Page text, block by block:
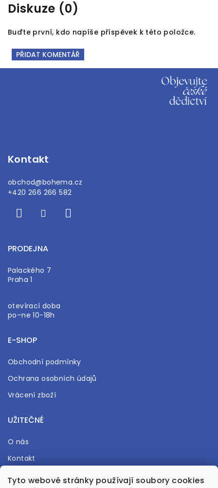
Tyto webové stránky používají soubory cookies
Diskuze (0)
Buďte první, kdo napíše příspěvek k této položce.
PŘIDAT KOMENTÁŘ
Kontakt
obchod@bohema.cz
+420 266 266 582
PRODEJNA
Palackého 7
Praha 1
otevírací doba
po–ne 10-18h
E-SHOP
Obchodní podmínky
Ochrana osobních údajů
Vrácení zboží
UŽITEČNÉ
O nás
Kontakt
Časté otázky